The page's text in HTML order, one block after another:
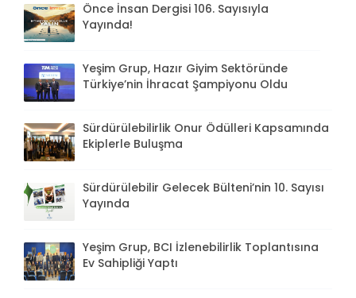
Önce İnsan Dergisi 106. Sayısıyla
Yayında!
Yeşim Grup, Hazır Giyim Sektöründe
Türkiye’nin İhracat Şampiyonu Oldu
Sürdürülebilirlik Onur Ödülleri Kapsamında
Ekiplerle Buluşma
Sürdürülebilir Gelecek Bülteni’nin 10. Sayısı
Yayında
Yeşim Grup, BCI İzlenebilirlik Toplantısına
Ev Sahipliği Yaptı